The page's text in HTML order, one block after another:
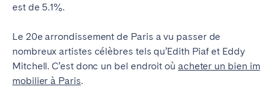
est de 5.1%.
Le 20e arrondissement de Paris a vu passer de
nombreux artistes célèbres tels qu’Edith Piaf et Eddy
Mitchell. C’est donc un bel endroit où acheter un bien im
mobilier à Paris.